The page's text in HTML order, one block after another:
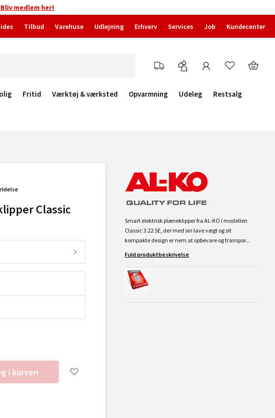
Bliv medlem her!
Tilbud Varehuse Udlejning Erhverv Services Job Kundecenter
Fritid Værktøj & værksted Opvarmning Udeleg
Restsalg
Classic
i kurven
Smart elektrisk plæneklipper fra AL-KO i modellen
Classic 3.22 SE, der med sin lave vægt og sit
kompakte design er nem at opbevare og transpor...
Fuld produktbeskrivelse